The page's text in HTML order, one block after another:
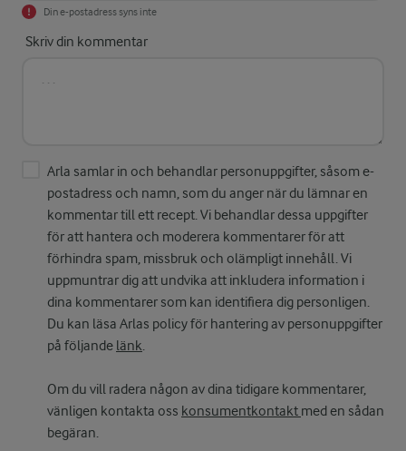
Din e-postadress syns inte
Skriv din kommentar
Arla samlar in och behandlar personuppgifter, såsom e-
postadress och namn, som du anger när du lämnar en
kommentar till ett recept. Vi behandlar dessa uppgifter
för att hantera och moderera kommentarer för att
förhindra spam, missbruk och olämpligt innehåll. Vi
uppmuntrar dig att undvika att inkludera information i
dina kommentarer som kan identifiera dig personligen.
Du kan läsa Arlas policy för hantering av personuppgifter
på följande länk.
Om du vill radera någon av dina tidigare kommentarer,
vänligen kontakta oss konsumentkontakt med en sådan
begäran.